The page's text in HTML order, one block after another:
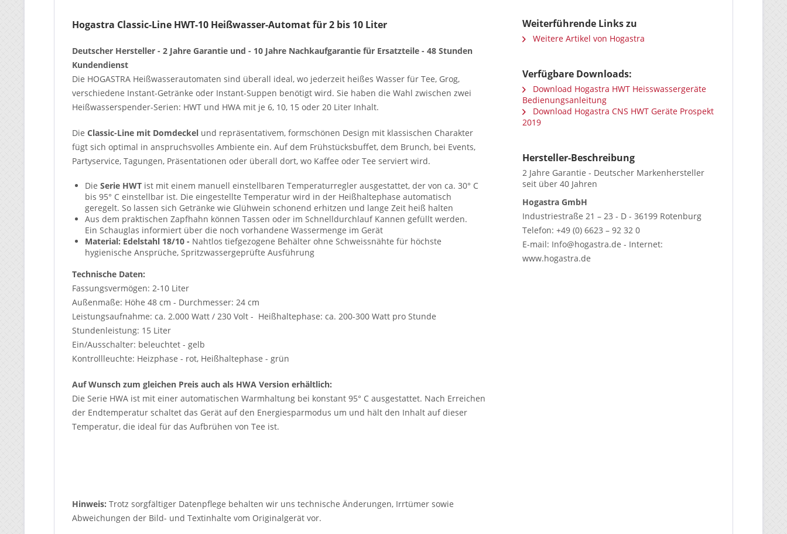
Hogastra Classic-Line HWT-10 Heißwasser-Automat für 2 bis 10 Liter
Deutscher Hersteller - 2 Jahre Garantie und - 10 Jahre Nachkaufgarantie für Ersatzteile - 48 Stunden
Kundendienst
Die HOGASTRA Heißwasserautomaten sind überall ideal, wo jederzeit heißes Wasser für Tee, Grog,
verschiedene Instant-Getränke oder Instant-Suppen benötigt wird. Sie haben die Wahl zwischen zwei
Heißwasserspender-Serien: HWT und HWA mit je 6, 10, 15 oder 20 Liter Inhalt.
Die Classic-Line mit Domdeckel und repräsentativem, formschönen Design mit klassischen Charakter
fügt sich optimal in anspruchsvolles Ambiente ein. Auf dem Frühstücksbuffet, dem Brunch, bei Events,
Partyservice, Tagungen, Präsentationen oder überall dort, wo Kaffee oder Tee serviert wird.
Die Serie HWT ist mit einem manuell einstellbaren Temperaturregler ausgestattet, der von ca. 30° C
bis 95° C einstellbar ist. Die eingestellte Temperatur wird in der Heißhaltephase automatisch
geregelt. So lassen sich Getränke wie Glühwein schonend erhitzen und lange Zeit heiß halten
Aus dem praktischen Zapfhahn können Tassen oder im Schnelldurchlauf Kannen gefüllt werden.
Ein Schauglas informiert über die noch vorhandene Wassermenge im Gerät
Material: Edelstahl 18/10 - Nahtlos tiefgezogene Behälter ohne Schweissnähte für höchste
hygienische Ansprüche, Spritzwassergeprüfte Ausführung
Technische Daten:
Fassungsvermögen: 2-10 Liter
Außenmaße: Höhe 48 cm - Durchmesser: 24 cm
Leistungsaufnahme: ca. 2.000 Watt / 230 Volt - Heißhaltephase: ca. 200-300 Watt pro Stunde
Stundenleistung: 15 Liter
Ein/Ausschalter: beleuchtet - gelb
Kontrollleuchte: Heizphase - rot, Heißhaltephase - grün
Auf Wunsch zum gleichen Preis auch als HWA Version erhältlich:
Die Serie HWA ist mit einer automatischen Warmhaltung bei konstant 95° C ausgestattet. Nach Erreichen
der Endtemperatur schaltet das Gerät auf den Energiesparmodus um und hält den Inhalt auf dieser
Temperatur, die ideal für das Aufbrühen von Tee ist.
Hinweis: Trotz sorgfältiger Datenpflege behalten wir uns technische Änderungen, Irrtümer sowie
Abweichungen der Bild- und Textinhalte vom Originalgerät vor.
Weiterführende Links zu
Weitere Artikel von Hogastra
Verfügbare Downloads:
Download Hogastra HWT Heisswassergeräte
Bedienungsanleitung
Download Hogastra CNS HWT Geräte Prospekt
2019
Hersteller-Beschreibung
2 Jahre Garantie - Deutscher Markenhersteller
seit über 40 Jahren
Hogastra GmbH
Industriestraße 21 – 23 - D - 36199 Rotenburg
Telefon: +49 (0) 6623 – 92 32 0
E-mail: Info@hogastra.de - Internet:
www.hogastra.de